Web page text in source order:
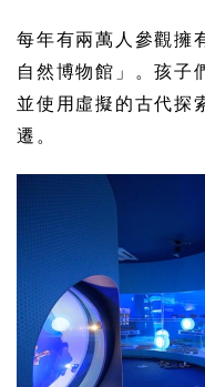
每年有兩萬人參觀擁
自然博物館」。孩子
並使用虛擬的古代探
遷。